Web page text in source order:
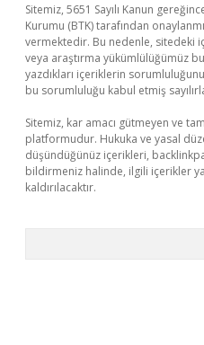
Sitemiz, 5651 Sayılı Kanun
Kurumu (BTK) tarafından
vermektedir. Bu nedenle, sitedeki
veya araştırma yükümlülüğümüz
yazdıkları içeriklerin
bu sorumluluğu kabul etmiş
Sitemiz, kar amacı gütmeyen ve
platformudur. Hukuka ve yasal
düşündüğünüz içerikleri,
bildirmeniz halinde, ilgili içerikler
kaldırılacaktır.